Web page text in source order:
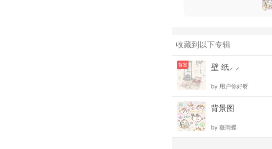
收藏到以下专辑
首发 壁 纸⸝ ⸝
by 用户你好呀
背景图
by 薇雨蝶